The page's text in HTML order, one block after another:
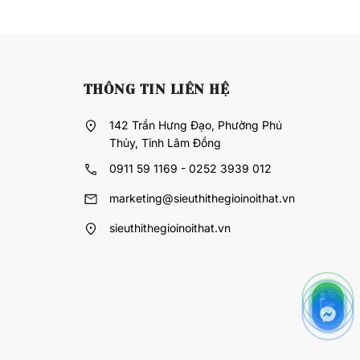
THÔNG TIN LIÊN HỆ
142 Trần Hưng Đạo, Phường Phú
Thủy, Tỉnh Lâm Đồng
0911 59 1169 - 0252 3939 012
marketing@sieuthithegioinoithat.vn
sieuthithegioinoithat.vn